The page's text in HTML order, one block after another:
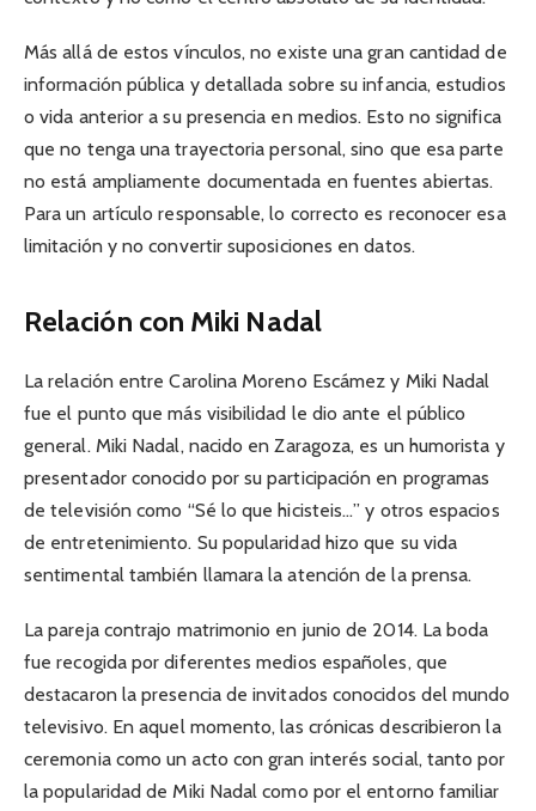
Más allá de estos vínculos, no existe una gran cantidad de
información pública y detallada sobre su infancia, estudios
o vida anterior a su presencia en medios. Esto no significa
que no tenga una trayectoria personal, sino que esa parte
no está ampliamente documentada en fuentes abiertas.
Para un artículo responsable, lo correcto es reconocer esa
limitación y no convertir suposiciones en datos.
Relación con Miki Nadal
La relación entre Carolina Moreno Escámez y Miki Nadal
fue el punto que más visibilidad le dio ante el público
general. Miki Nadal, nacido en Zaragoza, es un humorista y
presentador conocido por su participación en programas
de televisión como “Sé lo que hicisteis…” y otros espacios
de entretenimiento. Su popularidad hizo que su vida
sentimental también llamara la atención de la prensa.
La pareja contrajo matrimonio en junio de 2014. La boda
fue recogida por diferentes medios españoles, que
destacaron la presencia de invitados conocidos del mundo
televisivo. En aquel momento, las crónicas describieron la
ceremonia como un acto con gran interés social, tanto por
la popularidad de Miki Nadal como por el entorno familiar